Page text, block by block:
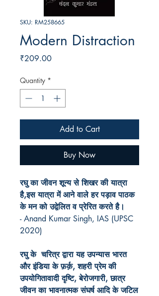
SKU: RM258665
Modern Distraction
₹209.00Price
Quantity *
Add to Cart
Buy Now
रघु का जीवन शून्य से शिखर की यात्रा
है,इस यात्रा में आने वाले हर पड़ाव पाठक
के मन को उद्वेलित व प्रेरित करते है।
- Anand Kumar Singh, IAS (UPSC
2020)
रघु के चरित्र द्वारा यह उपन्यास भारत
और इंडिया के फ़र्क़, शहरी प्रेम की
उपयोगितावादी दृष्टि, बेरोजगारी, छात्र
जीवन का भावनात्मक संघर्ष आदि के जटिल